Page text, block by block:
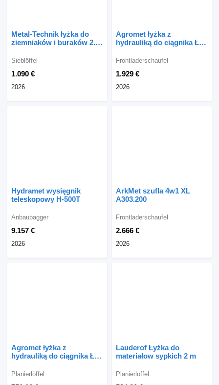
Metal-Technik łyżka do
ziemniaków i buraków 2.0
1.090 €
Sieblöffel
2026
Agromet łyżka z
hydrauliką do ciągnika ŁH-
1.929 €
Frontladerschaufel
2026
Hydramet wysięgnik
teleskopowy H-500T
9.157 €
Anbaubagger
2026
ArkMet szufla 4w1 XL
A303.200
2.666 €
Frontladerschaufel
2026
Agromet łyżka z
hydrauliką do ciągnika ŁH-
Planierlöffel
Lauderof Łyżka do
materiałow sypkich 2 m
Planierlöffel